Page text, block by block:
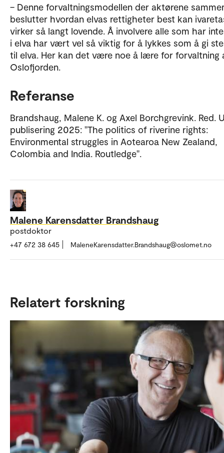
– Denne forvaltningsmodellen der aktørene
beslutter hvordan elvas rettigheter best kan
virker så langt lovende. Å involvere alle som har
i elva har vært vel så viktig for å lykkes som å gi
til elva. Her kan det være noe å lære for forvaltning
Oslofjorden.
Referanse
Brandshaug, Malene K. og Axel Borchgrevink. Red.
publisering 2025: "The politics of riverine rights:
Environmental struggles in Aotearoa New Zealand,
Colombia and India. Routledge".
Malene Karensdatter Brandshaug
postdoktor
+47 672 38 645 MaleneKarensdatter.Brandshaug@oslomet.no
Relatert forskning